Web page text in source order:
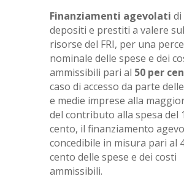
Finanziamenti agevolati di
depositi e prestiti a valere
risorse del FRI, per una
nominale delle spese e dei
ammissibili pari al 50 per
caso di accesso da parte
e medie imprese alla
del contributo alla spesa del
cento, il finanziamento
concedibile in misura pari al
cento delle spese e dei costi
ammissibili.